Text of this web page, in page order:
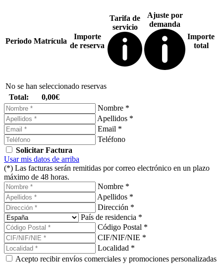
Periodo Matrícula
Importe
de reserva
Tarifa de
servicio
Ajuste por
demanda
Importe
total
No se han seleccionado reservas
Total:
0,00€
Nombre *
Apellidos *
Email *
Teléfono
Solicitar Factura
Usar mis datos de arriba
(*) Las facturas serán remitidas por correo electrónico en un plazo
máximo de 48 horas.
Nombre *
Apellidos *
Dirección *
País de residencia *
Código Postal *
CIF/NIF/NIE *
Localidad *
Acepto recibir envíos comerciales y promociones personalizadas